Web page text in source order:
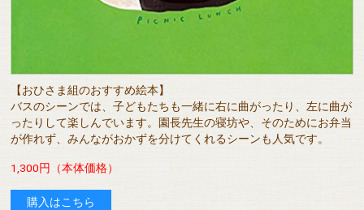
【おひさま組のおすすめ絵本】
バスのシーンでは、子どもたちも一緒に右に曲がったり、左に曲が
ったりして楽しんでいます。園長先生の寝坊や、そのためにお弁当
が作れず、みんながおかずを分けてくれるシーンも人気です。
1,300円（本体価格）
購入はこちら